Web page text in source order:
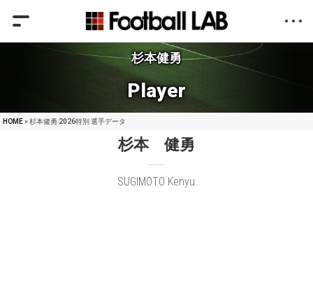
杉本健勇
Player
HOME» 杉本健勇 2026特別 選手データ
杉本 健勇
SUGIMOTO Kenyu